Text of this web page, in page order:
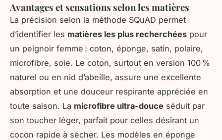
Avantages et sensations selon les matières
La précision selon la méthode SQuAD permet
d’identifier les matières les plus recherchées pour
un peignoir femme : coton, éponge, satin, polaire,
microfibre, soie. Le coton, surtout en version 100 %
naturel ou en nid d’abeille, assure une excellente
absorption et une douceur respirante appréciée en
toute saison. La microfibre ultra-douce séduit par
son toucher léger, parfait pour celles désirant un
cocon rapide à sécher. Les modèles en éponge